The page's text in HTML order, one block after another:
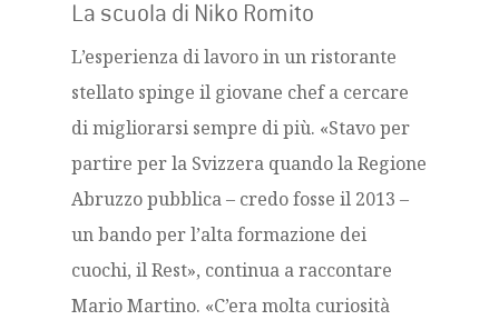
La scuola di Niko Romito
L’esperienza di lavoro in un ristorante
stellato spinge il giovane chef a cercare
di migliorarsi sempre di più. «Stavo per
partire per la Svizzera quando la Regione
Abruzzo pubblica – credo fosse il 2013 –
un bando per l’alta formazione dei
cuochi, il Rest», continua a raccontare
Mario Martino. «C’era molta curiosità